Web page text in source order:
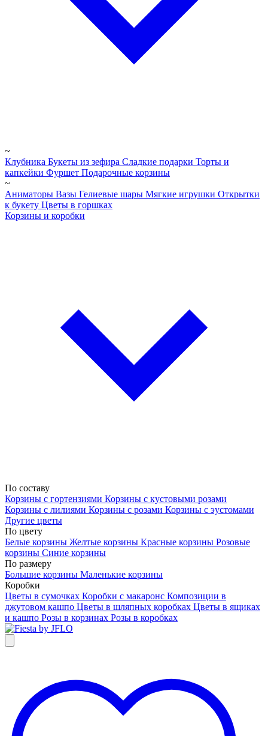
~
Клубника Букеты из зефира Сладкие подарки Торты и
капкейки Фуршет Подарочные корзины
~
Аниматоры Вазы Гелиевые шары Мягкие игрушки Открытки
к букету Цветы в горшках
Корзины и коробки
По составу
Корзины с гортензиями Корзины с кустовыми розами
Корзины с лилиями Корзины с розами Корзины с эустомами
Другие цветы
По цвету
Белые корзины Желтые корзины Красные корзины Розовые
корзины Синие корзины
По размеру
Большие корзины Маленькие корзины
Коробки
Цветы в сумочках Коробки с макаронс Композиции в
джутовом кашпо Цветы в шляпных коробках Цветы в ящиках
и кашпо Розы в корзинах Розы в коробках